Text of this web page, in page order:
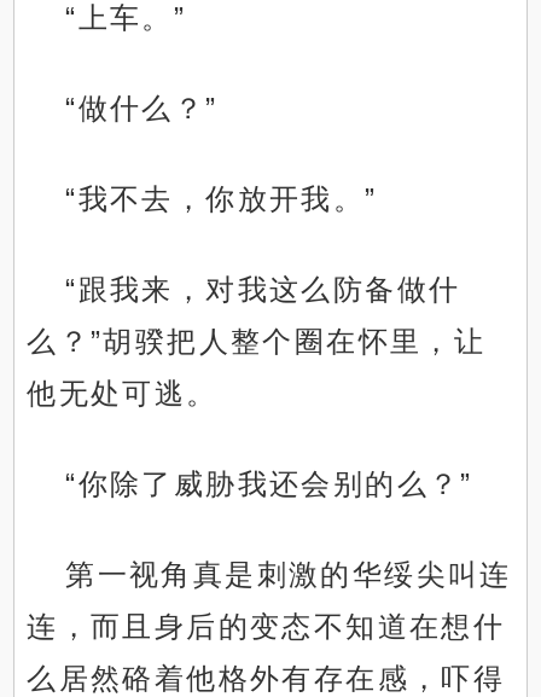
“上车。”
“做什么？”
“我不去，你放开我。”
“跟我来，对我这么防备做什
么？”胡骙把人整个圈在怀里，让
他无处可逃。
“你除了威胁我还会别的么？”
第一视角真是刺激的华绥尖叫连
连，而且身后的变态不知道在想什
么居然硌着他格外有存在感，吓得